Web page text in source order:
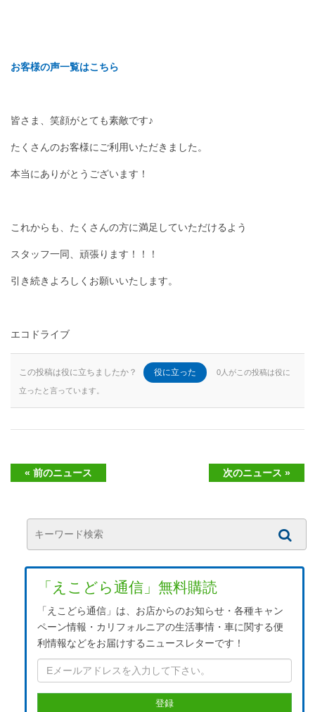
お客様の声一覧はこちら
皆さま、笑顔がとても素敵です♪
たくさんのお客様にご利用いただきました。
本当にありがとうございます！
これからも、たくさんの方に満足していただけるよう
スタッフ一同、頑張ります！！！
引き続きよろしくお願いいたします。
エコドライブ
この投稿は役に立ちましたか？ 役に立った 0人がこの投稿は役に
立ったと言っています。
« 前のニュース 次のニュース »
「えこどら通信」無料購読
「えこどら通信」は、お店からのお知らせ・各種キャン
ペーン情報・カリフォルニアの生活事情・車に関する便
利情報などをお届けするニュースレターです！